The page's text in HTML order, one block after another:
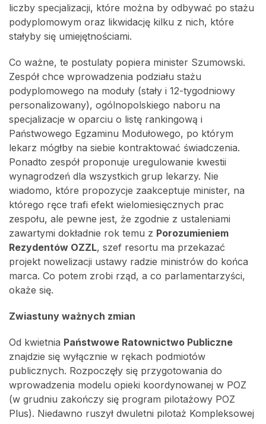
liczby specjalizacji, które można by odbywać po stażu
podyplomowym oraz likwidację kilku z nich, które
stałyby się umiejętnościami.
Co ważne, te postulaty popiera minister Szumowski.
Zespół chce wprowadzenia podziału stażu
podyplomowego na moduły (stały i 12-tygodniowy
personalizowany), ogólnopolskiego naboru na
specjalizacje w oparciu o listę rankingową i
Państwowego Egzaminu Modułowego, po którym
lekarz mógłby na siebie kontraktować świadczenia.
Ponadto zespół proponuje uregulowanie kwestii
wynagrodzeń dla wszystkich grup lekarzy. Nie
wiadomo, które propozycje zaakceptuje minister, na
którego ręce trafi efekt wielomiesięcznych prac
zespołu, ale pewne jest, że zgodnie z ustaleniami
zawartymi dokładnie rok temu z Porozumieniem
Rezydentów OZZL, szef resortu ma przekazać
projekt nowelizacji ustawy radzie ministrów do końca
marca. Co potem zrobi rząd, a co parlamentarzyści,
okaże się.
Zwiastuny ważnych zmian
Od kwietnia Państwowe Ratownictwo Publiczne
znajdzie się wyłącznie w rękach podmiotów
publicznych. Rozpoczęły się przygotowania do
wprowadzenia modelu opieki koordynowanej w POZ
(w grudniu zakończy się program pilotażowy POZ
Plus). Niedawno ruszył dwuletni pilotaż Kompleksowej